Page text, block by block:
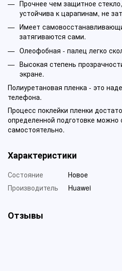
Прочнее чем защитное
устойчива к царапинам, не
Имеет
затягиваются сами.
Олеофобная - палец легко
Высокая степень
экране.
Полиуретановая пленка - это
телефона.
Процесс поклейки пленки
определенной подготовке можно
самостоятельно.
Характеристики
Состояние
Новое
Производитель
Huawei
Отзывы